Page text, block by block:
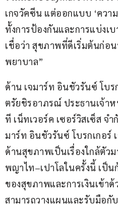
เกจวัคซีน แต่ออกแบบ ‘ควา
ทั้งการป้องกันและการแบ่งเบ
เชื่อว่า สุขภาพที่ดีเริ่มต้นก่อน
พยาบาล”
ด้าน เจมาร์ท อินชัวรันซ์ โบร
ตรัยชิรอาภรณ์ ประธานเจ้า
ที เน็ทเวอร์ค เซอร์วิสเซ็ส จ
มาร์ท อินชัวรันซ์ โบรกเกอร์
ด้านสุขภาพเป็นเรื่องใกล้ตัว
พญาไท–เปาโลในครั้งนี้ เป็น
ของสุขภาพและการเงินเข้า
สามารถวางแผนและรับมือกั